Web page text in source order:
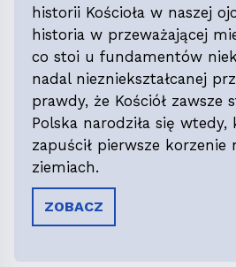
historii Kościoła w naszej
historia w przeważającej
co stoi u fundamentów
nadal niezniekształcanej
prawdy, że Kościół zawsze
Polska narodziła się wtedy,
zapuścił pierwsze korzenie
ziemiach.
ZOBACZ